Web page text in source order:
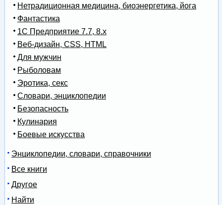
Нетрадиционная медицина, биоэнергетика, йога
Фантастика
1С Предприятие 7.7, 8.x
Веб-дизайн, CSS, HTML
Для мужчин
Рыболовам
Эротика, секс
Словари, энциклопедии
Безопасность
Кулинария
Боевые искусства
Энциклопедии, словари, справочники
Все книги
Другое
Найти